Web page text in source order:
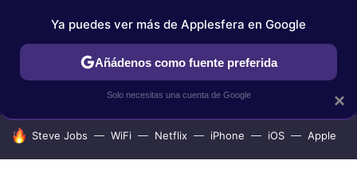
IPHONE TUTORIALES APPLESFERA SELECCIÓN
HOY SE HABLA DE
Steve Jobs WiFi Netflix iPhone iOS Apple
×
Ya puedes ver más de Applesfera en Google
Añádenos como fuente preferida
Solo necesitas una cuenta de Google